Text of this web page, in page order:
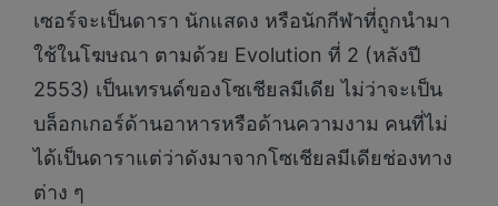
เซอร์จะเป็นดารา นักแสดง หรือนักกีฬาที่ถูกนำมา
ใช้ในโฆษณา ตามด้วย Evolution ที่ 2 (หลังปี
2553) เป็นเทรนด์ของโซเชียลมีเดีย ไม่ว่าจะเป็น
บล็อกเกอร์ด้านอาหารหรือด้านความงาม คนที่ไม่
ได้เป็นดาราแต่ว่าดังมาจากโซเชียลมีเดียช่องทาง
ต่าง ๆ